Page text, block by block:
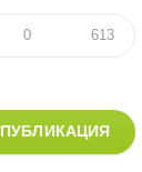
0 613